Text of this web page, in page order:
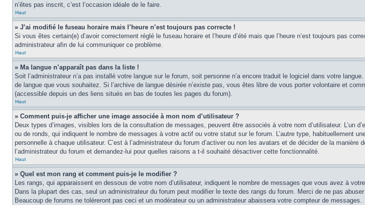
n’êtes pas inscrit, c’est l’occasion idéale de le faire.
Haut
» J’ai modifié le fuseau horaire mais l’heure n’est toujours pas correcte !
Si vous êtes certain(e) d’avoir correctement réglé le fuseau horaire et l’heure d’été mais que l’heure n’est toujours pas
administrateur afin de lui communiquer ce problème.
Haut
» Ma langue n’apparaît pas dans la liste !
Soit l’administrateur n’a pas installé votre langue sur le forum, soit personne n’a encore traduit le logiciel dans votre
de langue que vous souhaitez. Si l’archive de langue désirée n’existe pas, vous êtes libre de vous porter volontaire et
(accessible depuis un des liens situés en bas de toutes les pages du forum).
Haut
» Comment puis-je afficher une image associée à mon nom d’utilisateur ?
Deux types d’images, visibles lors de la consultation de messages, peuvent être associés à votre nom d’utilisateur. L’un
ou de ronds, qui indiquent le nombre de messages à votre actif ou votre statut sur le forum. L’autre type, habituellement
personnelle à chaque utilisateur. C’est à l’administrateur du forum d’activer ou non les avatars et de décider de la
l’administrateur du forum et demandez-lui pour quelles raisons a t-il souhaité désactiver cette fonctionnalité.
Haut
» Quel est mon rang et comment puis-je le modifier ?
Les rangs, qui apparaissent en dessous de votre nom d’utilisateur, indiquent le nombre de messages que vous avez à
Dans la plupart des cas, seul un administrateur du forum peut modifier le texte des rangs du forum. Merci de ne pas
Beaucoup de forums ne toléreront pas ceci et un modérateur ou un administrateur abaissera votre compteur de messages.